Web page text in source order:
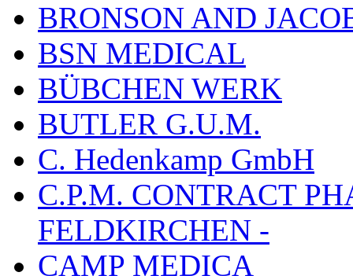
BRONSON AND
BSN MEDICAL
BÜBCHEN WERK
BUTLER G.U.M.
C. Hedenkamp GmbH
C.P.M. CONTRACT
FELDKIRCHEN -
CAMP MEDICA